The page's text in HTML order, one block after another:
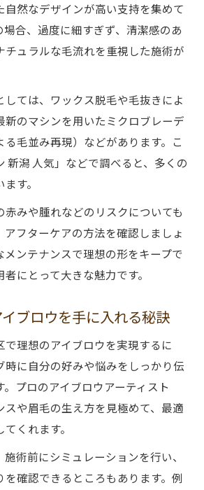
自然なデザインが高い支持を集めて
場合、過度に細すぎず、清潔感のあ
チュラルな毛流れを重視した施術が
ては、ワックス脱毛や毛抜きによ
新のマシンを用いたミクロブレーデ
毛並み再現）などがあります。こ
新潟 人気」などで調べると、多くの
す。
みや腫れなどのリスクについても
フターケアの方法を確認しましょ
メンテナンスで理想の形をキープで
にとって大きな魅力です。
ブロウを手に入れる秘訣
理想のアイブロウを実現するに
時に自分の好みや悩みをしっかり伝
プロのアイブロウアーティスト
スや眉毛の生え方を見極めて、最適
くれます。
術前にシミュレーションを行い、
を確認できるところもあります。例